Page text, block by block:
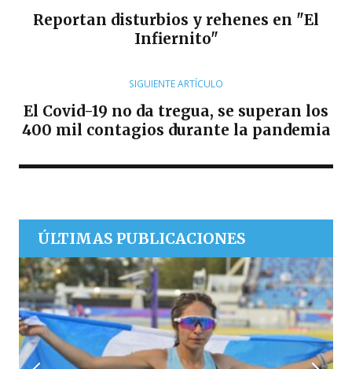
Reportan disturbios y rehenes en "El
Infiernito"
SIGUIENTE ARTÍCULO
El Covid-19 no da tregua, se superan los
400 mil contagios durante la pandemia
ÚLTIMAS PUBLICACIONES